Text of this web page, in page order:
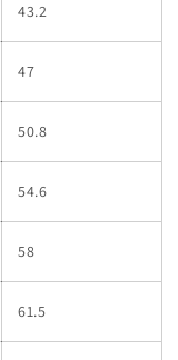
43.2
47
50.8
54.6
58
61.5